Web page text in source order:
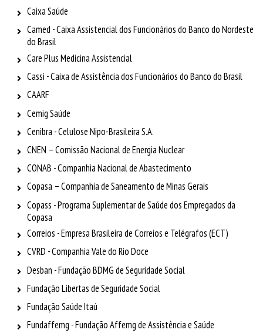
Caixa Saúde
Camed - Caixa Assistencial dos Funcionários do Banco do Nordeste
do Brasil
Care Plus Medicina Assistencial
Cassi - Caixa de Assistência dos Funcionários do Banco do Brasil
CAARF
Cemig Saúde
Cenibra - Celulose Nipo-Brasileira S.A.
CNEN – Comissão Nacional de Energia Nuclear
CONAB - Companhia Nacional de Abastecimento
Copasa – Companhia de Saneamento de Minas Gerais
Copass - Programa Suplementar de Saúde dos Empregados da
Copasa
Correios - Empresa Brasileira de Correios e Telégrafos (ECT)
CVRD - Companhia Vale do Rio Doce
Desban - Fundação BDMG de Seguridade Social
Fundação Libertas de Seguridade Social
Fundação Saúde Itaú
Fundaffemg - Fundação Affemg de Assistência e Saúde